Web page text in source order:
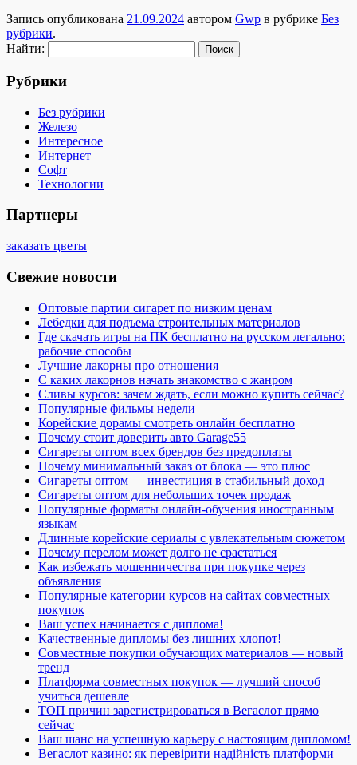
Запись опубликована 21.09.2024 автором Gwp в рубрике Без
рубрики.
Найти:
Рубрики
Без рубрики
Железо
Интересное
Интернет
Софт
Технологии
Партнеры
заказать цветы
Свежие новости
Оптовые партии сигарет по низким ценам
Лебедки для подъема строительных материалов
Где скачать игры на ПК бесплатно на русском легально:
рабочие способы
Лучшие лакорны про отношения
С каких лакорнов начать знакомство с жанром
Сливы курсов: зачем ждать, если можно купить сейчас?
Популярные фильмы недели
Корейские дорамы смотреть онлайн бесплатно
Почему стоит доверить авто Garage55
Сигареты оптом всех брендов без предоплаты
Почему минимальный заказ от блока — это плюс
Сигареты оптом — инвестиция в стабильный доход
Сигареты оптом для небольших точек продаж
Популярные форматы онлайн-обучения иностранным
языкам
Длинные корейские сериалы с увлекательным сюжетом
Почему перелом может долго не срастаться
Как избежать мошенничества при покупке через
объявления
Популярные категории курсов на сайтах совместных
покупок
Ваш успех начинается с диплома!
Качественные дипломы без лишних хлопот!
Совместные покупки обучающих материалов — новый
тренд
Платформа совместных покупок — лучший способ
учиться дешевле
ТОП причин зарегистрироваться в Вегаслот прямо
сейчас
Ваш шанс на успешную карьеру с настоящим дипломом!
Вегаслот казино: як перевірити надійність платформи